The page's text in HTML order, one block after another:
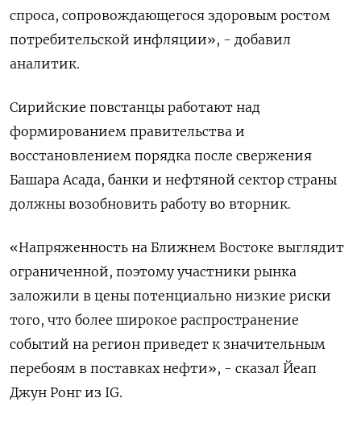
спроса, сопровождающегося здоровым ростом
потребительской инфляции», - добавил
аналитик.
Сирийские повстанцы работают над
формированием правительства и
восстановлением порядка после свержения
Башара Асада, банки и нефтяной сектор страны
должны возобновить работу во вторник.
«Напряженность на Ближнем Востоке выглядит
ограниченной, поэтому участники рынка
заложили в цены потенциально низкие риски
того, что более широкое распространение
событий на регион приведет к значительным
перебоям в поставках нефти», - сказал Йеап
Джун Ронг из IG.